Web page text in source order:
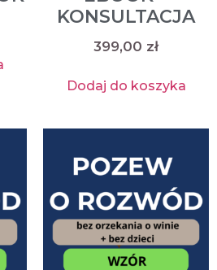
KONSULTACJA
399,00 zł
Dodaj do koszyka